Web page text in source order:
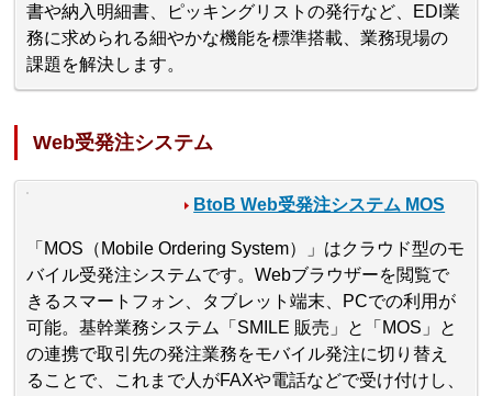
書や納入明細書、ピッキングリストの発行など、EDI業
務に求められる細やかな機能を標準搭載、業務現場の
課題を解決します。
Web受発注システム
BtoB Web受発注システム MOS
「MOS（Mobile Ordering System）」はクラウド型のモ
バイル受発注システムです。Webブラウザーを閲覧で
きるスマートフォン、タブレット端末、PCでの利用が
可能。基幹業務システム「SMILE 販売」と「MOS」と
の連携で取引先の発注業務をモバイル発注に切り替え
ることで、これまで人がFAXや電話などで受け付けし、